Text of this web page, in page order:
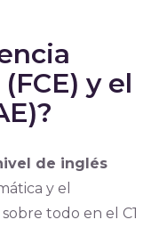
y el
de inglés
y el
todo en el C1